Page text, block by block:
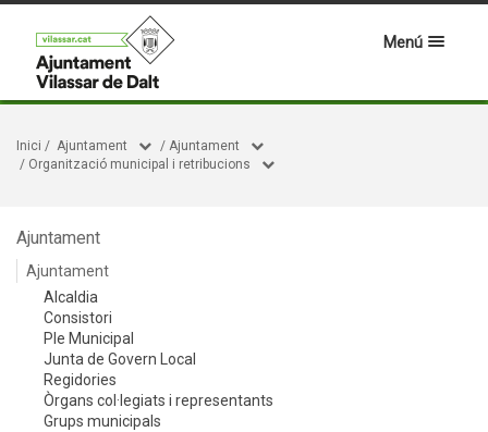
Menú
Inici / Ajuntament / Ajuntament
/ Organització municipal i retribucions
Ajuntament
Ajuntament
Alcaldia
Consistori
Ple Municipal
Junta de Govern Local
Regidories
Òrgans col·legiats i representants
Grups municipals